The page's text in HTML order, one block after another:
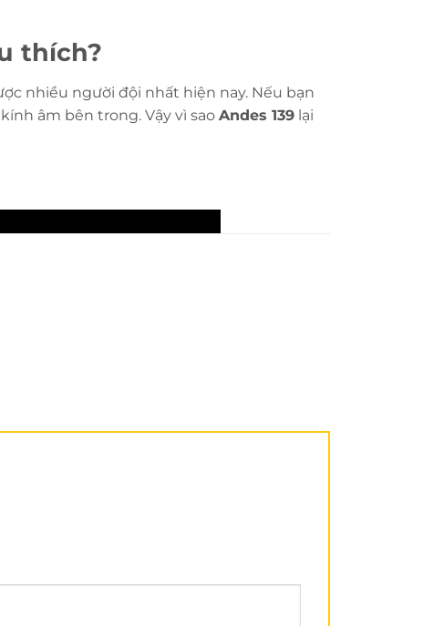
thích?
nhiều người đội nhất hiện nay. Nếu bạn
âm bên trong. Vậy vì sao Andes 139 lại